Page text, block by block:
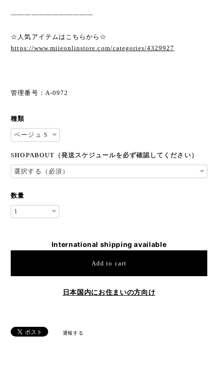
————————————
☆人気アイテムはこちらから☆
https://www.miieonlinstore.com/categories/4329927
管理番号：A-0972
種類
SHOPABOUT（発送スケジュールを必ず確認してください）
数量
International shipping available
Add to cart
日本国内にお住まいの方向け
通報する